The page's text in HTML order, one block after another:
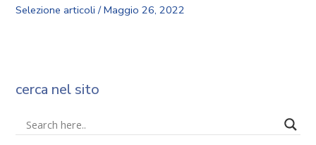
Selezione articoli /Maggio 26, 2022
cerca nel sito